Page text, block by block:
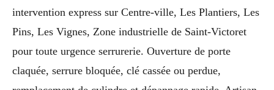
intervention express sur Centre-ville, Les Plantiers, Les
Pins, Les Vignes, Zone industrielle de Saint-Victoret
pour toute urgence serrurerie. Ouverture de porte
claquée, serrure bloquée, clé cassée ou perdue,